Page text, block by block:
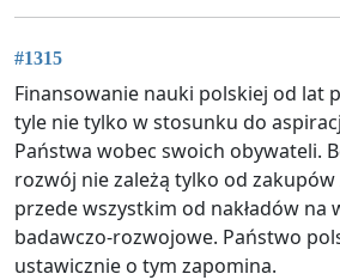
#1315
Finansowanie nauki polskiej od lat
tyle nie tylko w stosunku do
Państwa wobec swoich obywateli.
rozwój nie zależą tylko od
przede wszystkim od nakładów na
badawczo-rozwojowe. Państwo
ustawicznie o tym zapomina.